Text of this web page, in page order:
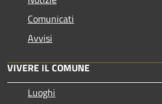
Comunicati
Avvisi
VIVERE IL COMUNE
Luoghi